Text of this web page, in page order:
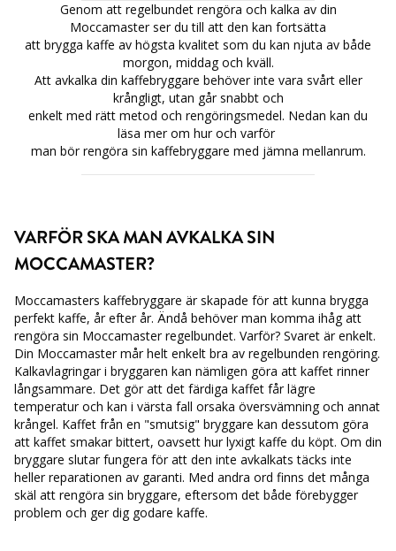
Genom att regelbundet rengöra och kalka av din
Moccamaster ser du till att den kan fortsätta
att brygga kaffe av högsta kvalitet som du kan njuta av både
morgon, middag och kväll.
Att avkalka din kaffebryggare behöver inte vara svårt eller
krångligt, utan går snabbt och
enkelt med rätt metod och rengöringsmedel. Nedan kan du
läsa mer om hur och varför
man bör rengöra sin kaffebryggare med jämna mellanrum.
VARFÖR SKA MAN AVKALKA SIN
MOCCAMASTER?
Moccamasters kaffebryggare är skapade för att kunna brygga
perfekt kaffe, år efter år. Ändå behöver man komma ihåg att
rengöra sin Moccamaster regelbundet. Varför? Svaret ärenkelt.
Din Moccamaster mår helt enkelt bra av regelbunden rengöring.
Kalkavlagringar i bryggaren kan nämligen göra att kaffet rinner
långsammare. Det gör att det färdiga kaffet fårlägre
temperatur och kan i värsta fall orsaka översvämning och annat
krångel. Kaffet från en "smutsig" bryggare kan dessutom göra
att kaffet smakar bittert, oavsett hur lyxigt kaffe du köpt. Om din
bryggare slutar fungera för att den inte avkalkats täcks inte
heller reparationen av garanti. Med andra ord finns det många
skäl att rengöra sin bryggare, eftersom det både förebygger
problem och ger dig godare kaffe.